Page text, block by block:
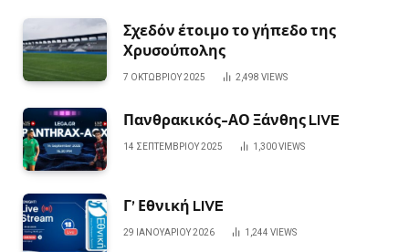
Σχεδόν έτοιμο το γήπεδο της
Χρυσούπολης
7 ΟΚΤΩΒΡΊΟΥ 2025 2,498 VIEWS
Πανθρακικός-ΑΟ Ξάνθης LIVE
14 ΣΕΠΤΕΜΒΡΊΟΥ 2025 1,300VIEWS
Γ’ Εθνική LIVE
29 ΙΑΝΟΥΑΡΊΟΥ 2026 1,244 VIEWS